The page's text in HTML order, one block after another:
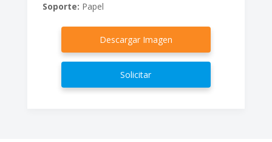
Soporte: Papel
Descargar Imagen
Solicitar